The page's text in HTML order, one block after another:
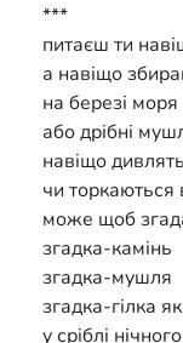
***
питаєш ти
а навіщо
на березі моря
або дрібні
навіщо
чи торкаються
може щоб
згадка-камінь
згадка-мушля
згадка-гілка
у сріблі